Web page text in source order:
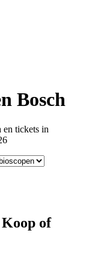
Bosch
tickets in
of